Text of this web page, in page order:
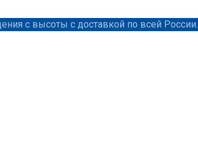
с высоты с доставкой по всей России.